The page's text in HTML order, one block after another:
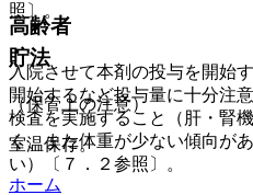
照〕。
貯法
（保管上の注意）
室温保存。
ホーム
高齢者
入院させて本剤の投与を開始
開始するなど投与量に十分注
検査を実施すること（肝・腎
く、また体重が少ない傾向が
い）〔７．２参照〕。